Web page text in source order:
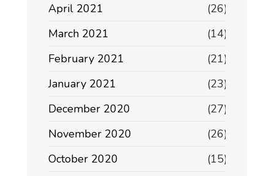
April 2021
(26)
March 2021
(14)
February 2021
(21)
January 2021
(23)
December 2020
(27)
November 2020
(26)
October 2020
(15)